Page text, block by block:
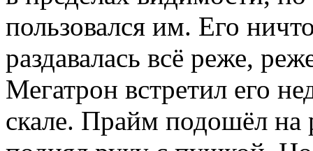
пользовался им. Его
раздавалась всё реже,
Мегатрон встретил его
скале. Прайм подошёл на